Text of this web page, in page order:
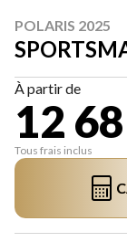
POLARIS 2025
À partir de
12
Tous frais inclus